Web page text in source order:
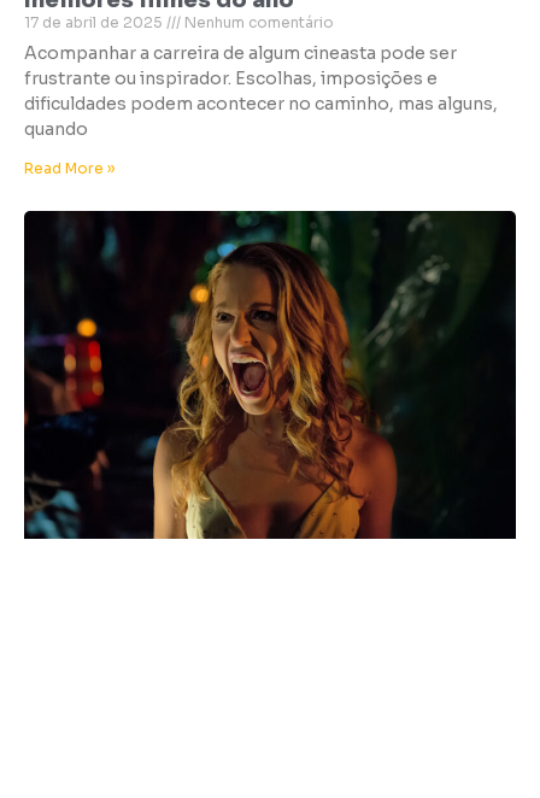
17 de abril de 2025 Nenhum comentário
Acompanhar a carreira de algum cineasta pode ser
frustrante ou inspirador. Escolhas, imposições e
dificuldades podem acontecer no caminho, mas alguns,
quando
Read More »